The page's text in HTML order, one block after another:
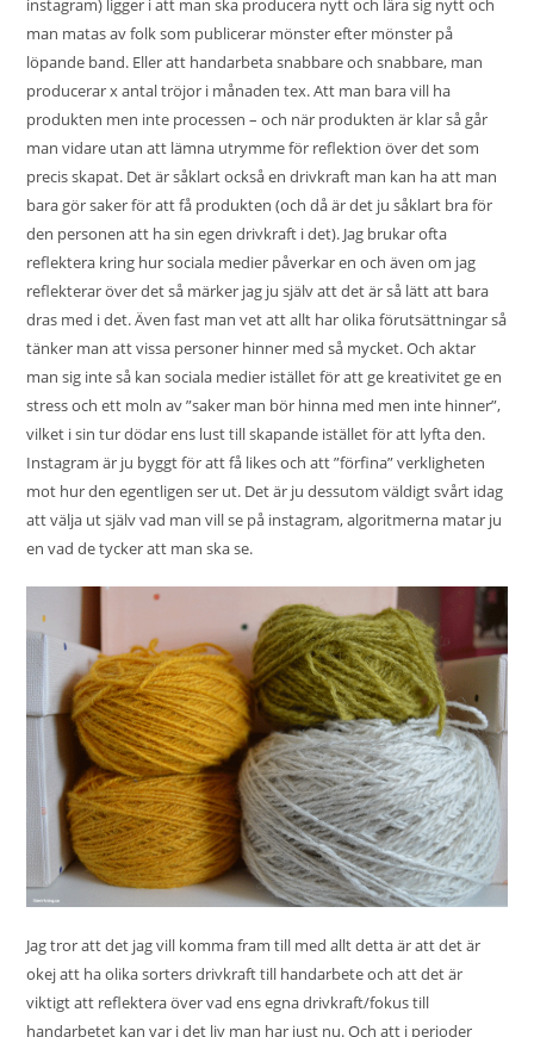
instagram) ligger i att man ska producera nytt och lära sig nytt och
man matas av folk som publicerar mönster efter mönster på
löpande band. Eller att handarbeta snabbare och snabbare, man
producerar x antal tröjor i månaden tex. Att man bara vill ha
produkten men inte processen – och när produkten är klar så går
man vidare utan att lämna utrymme för reflektion över det som
precis skapat. Det är såklart också en drivkraft man kan ha att man
bara gör saker för att få produkten (och då är det ju såklart bra för
den personen att ha sin egen drivkraft i det). Jag brukar ofta
reflektera kring hur sociala medier påverkar en och även om jag
reflekterar över det så märker jag ju själv att det är så lätt att bara
dras med i det. Även fast man vet att allt har olika förutsättningar så
tänker man att vissa personer hinner med så mycket. Och aktar
man sig inte så kan sociala medier istället för att ge kreativitet ge en
stress och ett moln av ”saker man bör hinna med men inte hinner”,
vilket i sin tur dödar ens lust till skapande istället för att lyfta den.
Instagram är ju byggt för att få likes och att ”förfina” verkligheten
mot hur den egentligen ser ut. Det är ju dessutom väldigt svårt idag
att välja ut själv vad man vill se på instagram, algoritmerna matar ju
en vad de tycker att man ska se.
Jag tror att det jag vill komma fram till med allt detta är att det är
okej att ha olika sorters drivkraft till handarbete och att det är
viktigt att reflektera över vad ens egna drivkraft/fokus till
handarbetet kan var i det liv man har just nu. Och att i perioder